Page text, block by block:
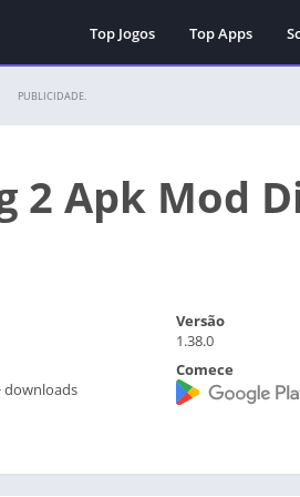
Top Jogos Top Apps
PUBLICIDADE.
2 Apk Mod
Versão
1.38.0
downloads
Comece